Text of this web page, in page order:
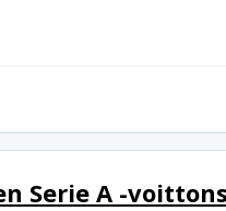
Serie A -